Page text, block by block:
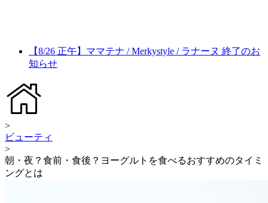
【8/26 正午】ママテナ / Merkystyle / ラナーヌ 終了のお
知らせ
>
ビューティ
>
朝・夜？食前・食後？ヨーグルトを食べるおすすめのタイミ
ングとは